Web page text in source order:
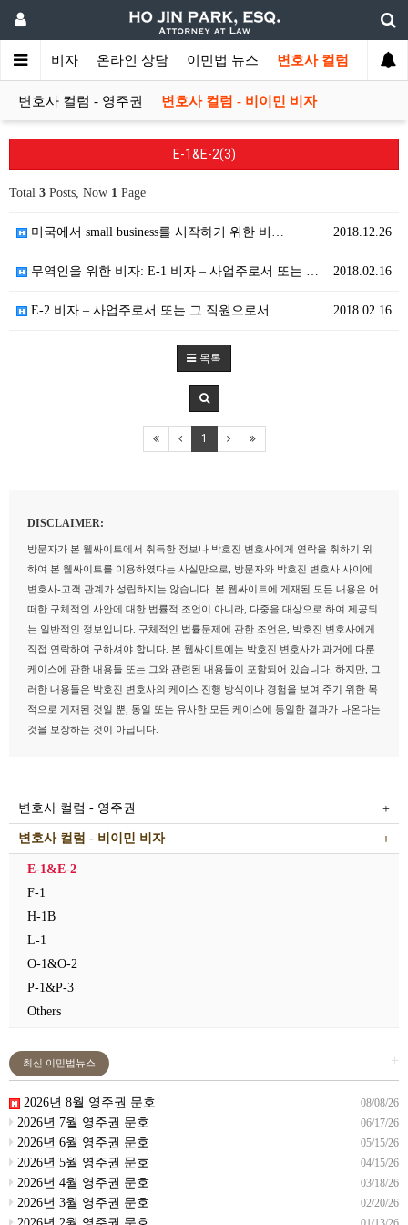
비이민 비자 온라인 상담 이민법 뉴스 변호사 컬럼
변호사 컬럼 - 영주권 변호사 컬럼 - 비이민 비자
E-1&E-2(3)
Total 3 Posts, Now 1 Page
2018.12.26
미국에서 small business를 시작하기 위한 비…
2018.02.16
무역인을 위한 비자: E-1 비자 – 사업주로서 또는 …
2018.02.16
E-2 비자 – 사업주로서 또는 그 직원으로서
목록
1
DISCLAIMER:
방문자가 본 웹싸이트에서 취득한 정보나 박호진 변호사에게 연락을 취하기 위
하여 본 웹싸이트를 이용하였다는 사실만으로, 방문자와 박호진 변호사 사이에
변호사-고객 관계가 성립하지는 않습니다. 본 웹싸이트에 게재된 모든 내용은 어
떠한 구체적인 사안에 대한 법률적 조언이 아니라, 다중을 대상으로 하여 제공되
는 일반적인 정보입니다. 구체적인 법률문제에 관한 조언은, 박호진 변호사에게
직접 연락하여 구하셔야 합니다. 본 웹싸이트에는 박호진 변호사가 과거에 다룬
케이스에 관한 내용들 또는 그와 관련된 내용들이 포함되어 있습니다. 하지만, 그
러한 내용들은 박호진 변호사의 케이스 진행 방식이나 경험을 보여 주기 위한 목
적으로 게재된 것일 뿐, 동일 또는 유사한 모든 케이스에 동일한 결과가 나온다는
것을 보장하는 것이 아닙니다.
변호사 컬럼 - 영주권
변호사 컬럼 - 비이민 비자
E-1&E-2
F-1
H-1B
L-1
O-1&O-2
P-1&P-3
Others
+
최신 이민법뉴스
08/08/26
2026년 8월 영주권 문호
06/17/26
2026년 7월 영주권 문호
05/15/26
2026년 6월 영주권 문호
04/15/26
2026년 5월 영주권 문호
03/18/26
2026년 4월 영주권 문호
02/20/26
2026년 3월 영주권 문호